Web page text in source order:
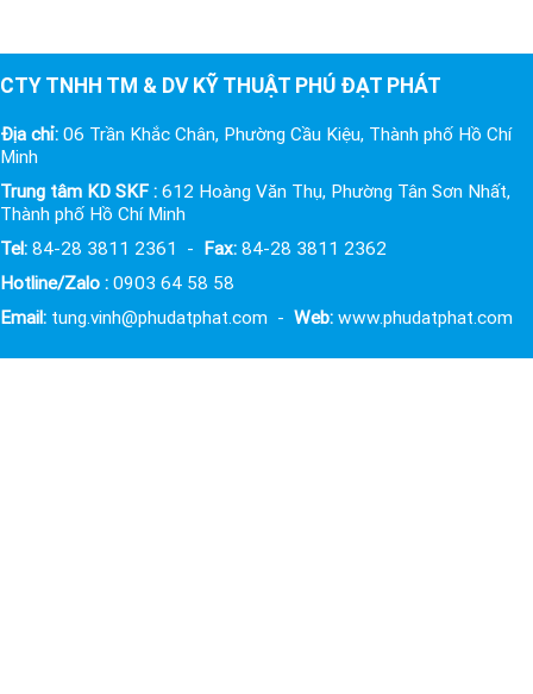
CTY TNHH TM & DV KỸ THUẬT PHÚ ĐẠT PHÁT
Địa chỉ: 06 Trần Khắc Chân, Phường Cầu Kiệu, Thành phố Hồ Chí
Minh
Trung tâm KD SKF : 612 Hoàng Văn Thụ, Phường Tân Sơn Nhất,
Thành phố Hồ Chí Minh
Tel: 84-28 3811 2361 - Fax: 84-28 3811 2362
Hotline/Zalo : 0903 64 58 58
Email: tung.vinh@phudatphat.com - Web: www.phudatphat.com